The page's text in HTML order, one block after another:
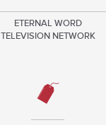
ETERNAL WORD
TELEVISION NETWORK